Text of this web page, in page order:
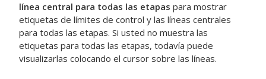
línea central para todas las etapas para mostrar
etiquetas de límites de control y las líneas centrales
para todas las etapas. Si usted no muestra las
etiquetas para todas las etapas, todavía puede
visualizarlas colocando el cursor sobre las líneas.